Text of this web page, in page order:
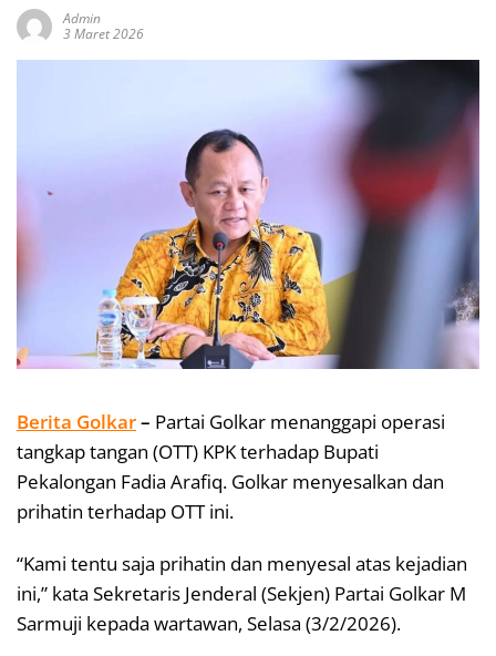
Admin
3 Maret 2026
Berita Golkar– Partai Golkar menanggapi operasi
tangkap tangan (OTT) KPK terhadap Bupati
Pekalongan Fadia Arafiq. Golkar menyesalkan dan
prihatin terhadap OTT ini.
“Kami tentu saja prihatin dan menyesal atas kejadian
ini,” kata Sekretaris Jenderal (Sekjen) Partai Golkar M
Sarmuji kepada wartawan, Selasa (3/2/2026).